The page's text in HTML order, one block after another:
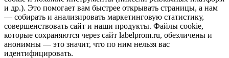
и др.). Это помогает вам быстрее открывать страницы, а нам
— собирать и анализировать маркетинговую статистику,
совершенствовать сайт и наши продукты. Файлы сookie,
которые сохраняются через сайт labelprom.ru, обезличены и
анонимны — это значит, что по ним нельзя вас
идентифицировать.